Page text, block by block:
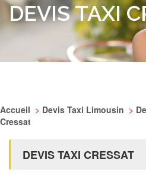
DEVIS TAXI
Accueil > Devis Taxi Limousin >
Cressat
DEVIS TAXI CRESSAT